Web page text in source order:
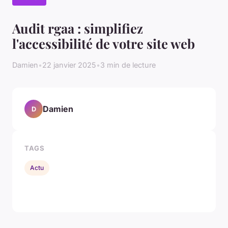
Audit rgaa : simplifiez
l'accessibilité de votre site web
Damien•22 janvier 2025•3 min de lecture
D Damien
TAGS
Actu